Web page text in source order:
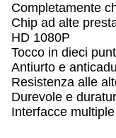
Completamente
Chip ad alte
HD 1080P
Tocco in dieci
Antiurto e
Resistenza alle
Durevole e
Interfacce multiple